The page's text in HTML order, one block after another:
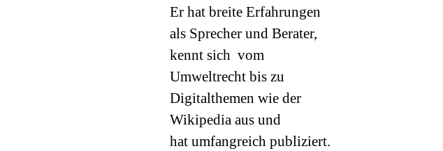
Er hat breite Erfahrungen
als Sprecher und Berater,
kennt sich vom
Umweltrecht bis zu
Digitalthemen wie der
Wikipedia aus und
hat umfangreich publiziert.